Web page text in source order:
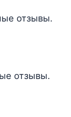
отзывы.
отзывы.